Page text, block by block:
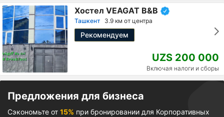
Хостел VEAGAT B&B
Ташкент 3.9 км от центра
Рекомендуем
UZS 200 000
Включая налоги и сборы
Предложения для бизнеса
Сэкономьте от 15% при бронировании для Корпоративных